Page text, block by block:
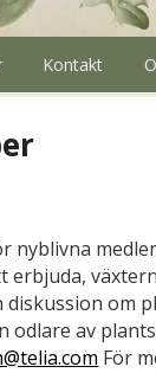
Kontakt
nyblivna
erbjuda,
om
odlare av
För